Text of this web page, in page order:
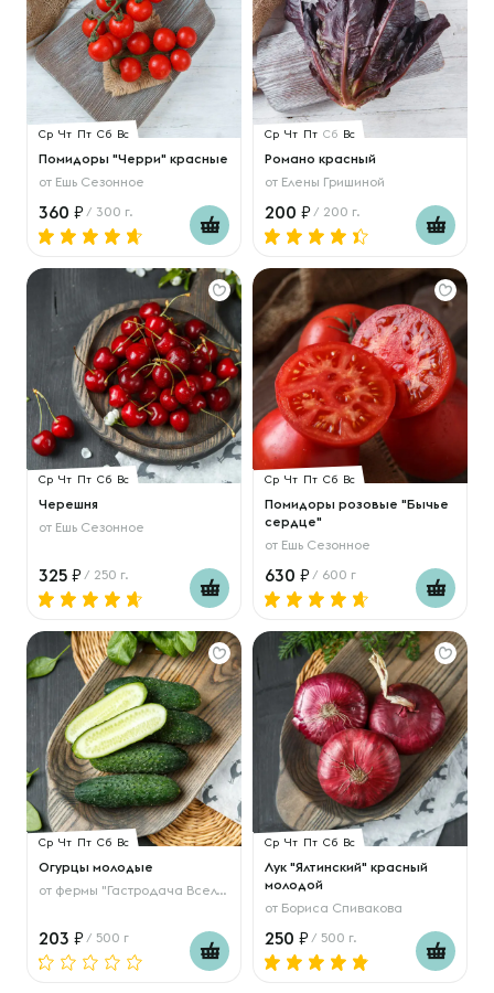
Ср Чт Пт Сб Вс
Помидоры "Черри" красные
от Ешь Сезонное
360 / 300 г.
Ср Чт Пт Сб Вс
Романо красный
от Елены Гришиной
200 / 200 г.
Ср Чт Пт Сб Вс
Черешня
от Ешь Сезонное
325 / 250 г.
Ср Чт Пт Сб Вс
Помидоры розовые "Бычье
сердце"
от Ешь Сезонное
630 / 600 г
Ср Чт Пт Сб Вс
Огурцы молодые
от фермы "Гастродача Вселуг"
203 / 500 г
Ср Чт Пт Сб Вс
Лук "Ялтинский" красный
молодой
от Бориса Спивакова
250 / 500 г.